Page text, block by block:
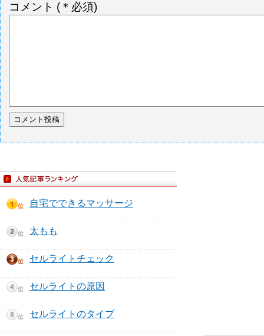
コメント (＊必須)
自宅でできるマッサージ
太もも
セルライトチェック
セルライトの原因
セルライトのタイプ